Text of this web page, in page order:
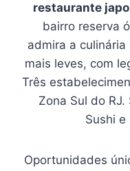
restaurante
bairro reserva
admira a
mais leves, com
Três
Zona Sul do
Sushi
Oportunidades